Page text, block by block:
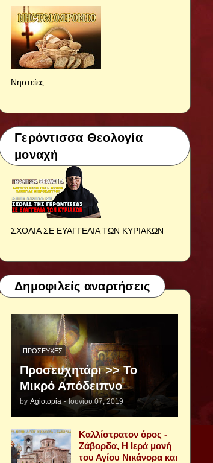
Νηστείες
Γερόντισσα Θεολογία
μοναχή
ΣΧΟΛΙΑ ΣΕ ΕΥΑΓΓΕΛΙΑ ΤΩΝ ΚΥΡΙΑΚΩΝ
Δημοφιλείς αναρτήσεις
ΠΡΟΣΕΥΧΈΣ
Προσευχητάρι >> Το
Μικρό Απόδειπνο
by Agiotopia - Ιουνίου 07, 2019
Καλλίστρατον όρος -
Ζάβορδα, Η Ιερά μονή
του Αγίου Νικάνορα και